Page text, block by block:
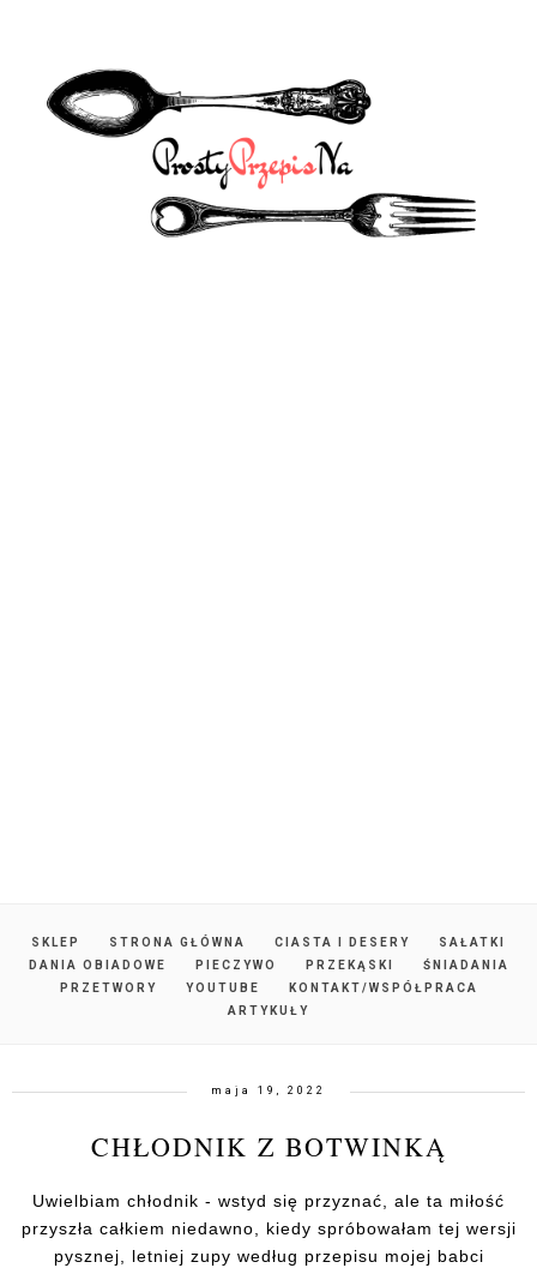
SKLEP STRONA GŁÓWNA CIASTA I DESERY
SAŁATKI
DANIA OBIADOWE
PIECZYWO PRZEKĄSKI
ŚNIADANIA
PRZETWORY
YOUTUBE
KONTAKT/WSPÓŁPRACA
ARTYKUŁY
maja 19, 2022
CHŁODNIK Z BOTWINKĄ
Uwielbiam chłodnik - wstyd się przyznać, ale ta miłość
przyszła całkiem niedawno, kiedy spróbowałam tej wersji
pysznej, letniej zupy według przepisu mojej babci